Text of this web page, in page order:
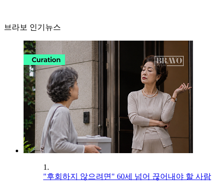
브라보 인기뉴스
1.
"후회하지 않으려면" 60세 넘어 끊어내야 할 사람